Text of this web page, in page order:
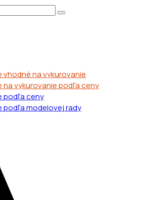
vhodné na vykurovanie
na vykurovanie podľa ceny
podľa ceny
podľa modelovej rady